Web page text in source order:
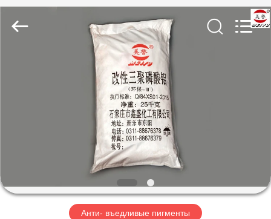
ВИДЕОЗАПИСИ
О
НАС
Rights
Reserved.
Анти- въедливые пигменты